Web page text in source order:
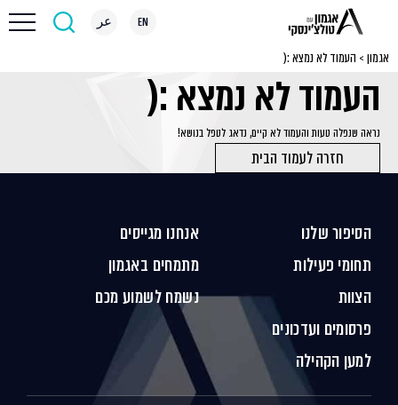
EN عر
אגמון > העמוד לא נמצא :(
העמוד לא נמצא :(
נראה שנפלה טעות והעמוד לא קיים, נדאג לטפל בנושא!
חזרה לעמוד הבית
הסיפור שלנו
תחומי פעילות
הצוות
פרסומים ועדכונים
למען הקהילה
אנחנו מגייסים
מתמחים באגמון
נשמח לשמוע מכם